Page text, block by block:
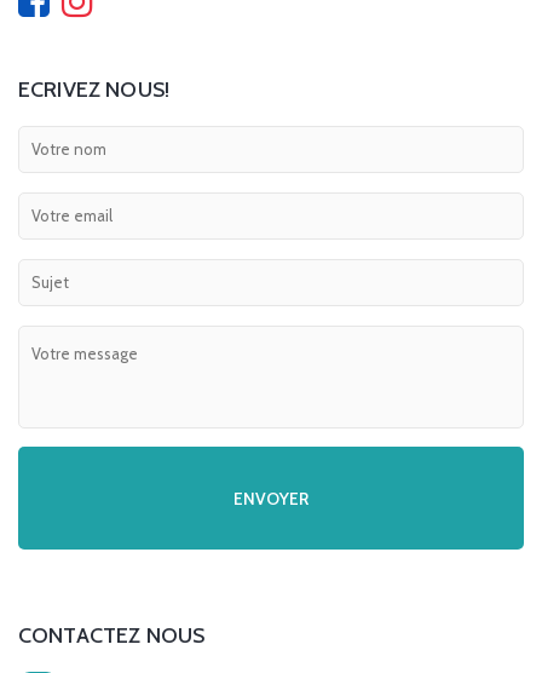
ECRIVEZ NOUS!
CONTACTEZ NOUS